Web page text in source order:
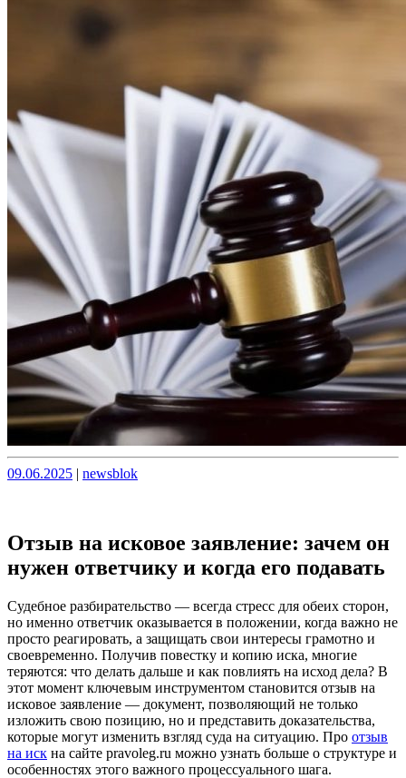
Опубликовано
09.06.2025 | Опубликовано
newsblok
Отзыв на исковое заявление: зачем он
нужен ответчику и когда его подавать
Судебное разбирательство — всегда стресс для обеих сторон,
но именно ответчик оказывается в положении, когда важно не
просто реагировать, а защищать свои интересы грамотно и
своевременно. Получив повестку и копию иска, многие
теряются: что делать дальше и как повлиять на исход дела? В
этот момент ключевым инструментом становится отзыв на
исковое заявление — документ, позволяющий не только
изложить свою позицию, но и представить доказательства,
которые могут изменить взгляд суда на ситуацию. Про отзыв
на иск на сайте pravoleg.ru можно узнать больше о структуре и
особенностях этого важного процессуального шага.